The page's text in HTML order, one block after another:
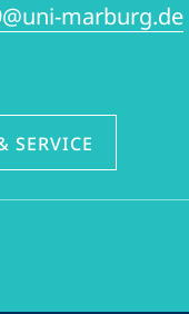
marburg.de
SERVICE